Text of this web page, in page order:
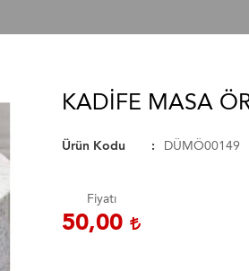
KADIFE MASA
Ürün Kodu DÜMÖ00149
Fiyatı
50,00